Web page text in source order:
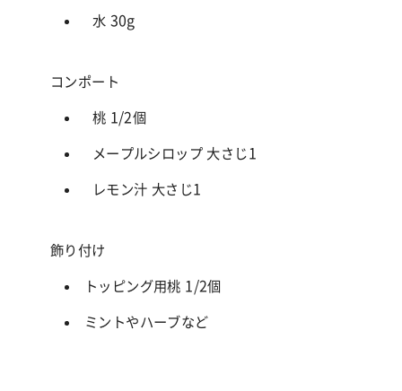
水 30g
コンポート
桃 1/2個
メープルシロップ 大さじ1
レモン汁 大さじ1
飾り付け
トッピング用桃 1/2個
ミントやハーブなど